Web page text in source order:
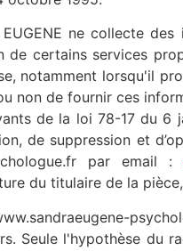
ne collecte
certains services
notamment lorsqu'il
non de fournir ces
de la loi 78-17 du 6
de suppression et
par email :
du titulaire de la
Seule l'hypothèse du